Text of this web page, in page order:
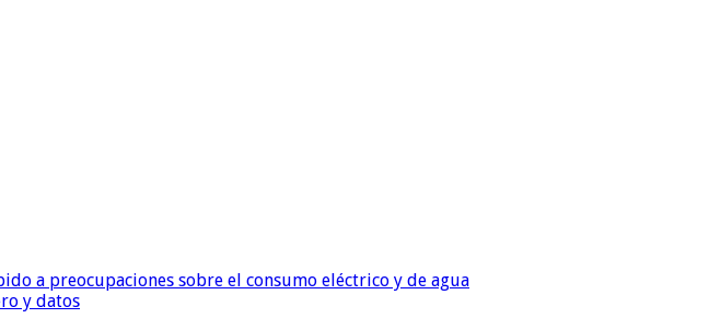
a preocupaciones sobre el consumo eléctrico y de agua
y datos